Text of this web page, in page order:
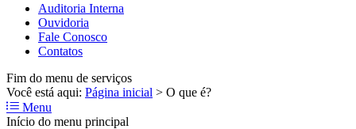
Auditoria Interna
Ouvidoria
Fale Conosco
Contatos
Fim do menu de serviços
Você está aqui: Página inicial > O que é?
Menu
Início do menu principal